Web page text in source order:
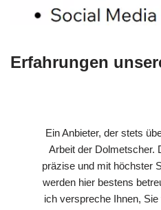
Erfahrungen
Ein Anbieter, der stets
Arbeit der Dolmetscher.
präzise und mit höchster
werden hier bestens
ich verspreche Ihnen,